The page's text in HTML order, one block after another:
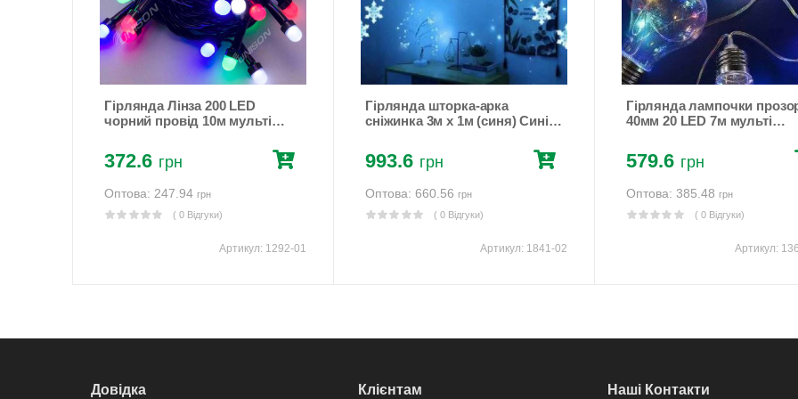
Гірлянда Лінза 200 LED
чорний провід 10м мульті
(1292-01)
372.6 грн
Оптова: 247.94грн
( 0 Відгуки)
Артикул: 1292-01
Гірлянда шторка-арка
сніжинка 3м х 1м (синя) Синій
993.6 грн
Оптова: 660.56 грн
( 0 Відгуки)
Артикул: 1841-02
Гірлянда лампочки
40мм 20 LED 7м мульті
(13641-54)
579.6 грн
Оптова: 385.48 грн
( 0 Відгуки)
Артикул:
Довідка Клієнтам Наші Контакти